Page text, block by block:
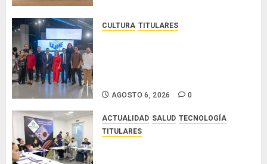
CULTURA TITULARES
AGOSTO 6, 2026 0
ACTUALIDAD SALUD TECNOLOGÍA
TITULARES